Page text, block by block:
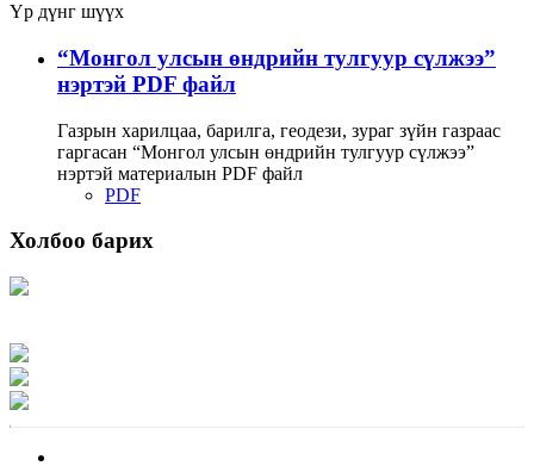
Үр дүнг шүүх
“Монгол улсын өндрийн тулгуур сүлжээ”
нэртэй PDF файл
Газрын харилцаа, барилга, геодези, зураг зүйн газраас
гаргасан “Монгол улсын өндрийн тулгуур сүлжээ”
нэртэй материалын PDF файл
PDF
Холбоо барих